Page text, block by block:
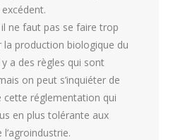
excédent.
il ne faut pas se faire trop
la production biologique du
a des règles qui sont
on peut s’inquiéter de
cette réglementation qui
en plus tolérante aux